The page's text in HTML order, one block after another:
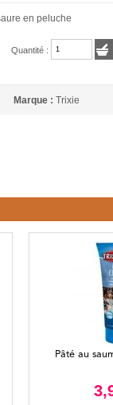
en peluche
Quantité :
Marque : Trixie
Pâté au